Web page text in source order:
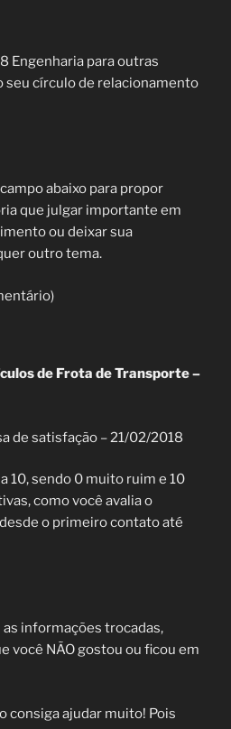
Engenharia para outras
seu círculo de relacionamento
abaixo para propor
que julgar importante em
ou deixar sua
outro tema.
de Frota de Transporte –
de satisfação – 21/02/2018
10, sendo 0 muito ruim e 10
como você avalia o
o primeiro contato até
as informações trocadas,
você NÃO gostou ou ficou em
consiga ajudar muito! Pois